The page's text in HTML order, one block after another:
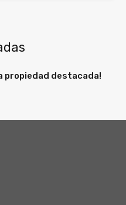
propiedad destacada!